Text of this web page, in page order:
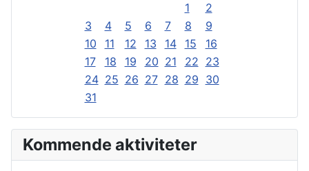
1
2
3
4 5 6 7 8
9
10
11 12 13 14 15
16
17
18 19 20 21 22 23
24 25 26 27 28 29 30
31
Kommende aktiviteter